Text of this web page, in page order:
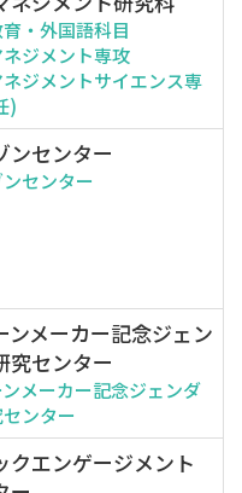
・外国語科目
ジメント専攻
ジメントサイエンス専
)
ンセンター
センター
ンメーカー記念ジェン
究センター
ンメーカー記念ジェンダ
ンター
クエンゲージメント